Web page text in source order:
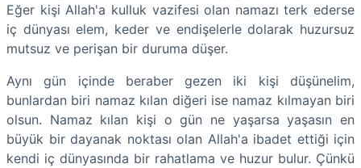
Eğer kişi Allah'a kulluk vazifesi olan namazı terk ederse
iç dünyası elem, keder ve endişelerle dolarak huzursuz
mutsuz ve perişan bir duruma düşer.
Aynı gün içinde beraber gezen iki kişi düşünelim,
bunlardan biri namaz kılan diğeri ise namaz kılmayan biri
olsun. Namaz kılan kişi o gün ne yaşarsa yaşasın en
büyük bir dayanak noktası olan Allah'a ibadet ettiği için
kendi iç dünyasında bir rahatlama ve huzur bulur. Çünkü